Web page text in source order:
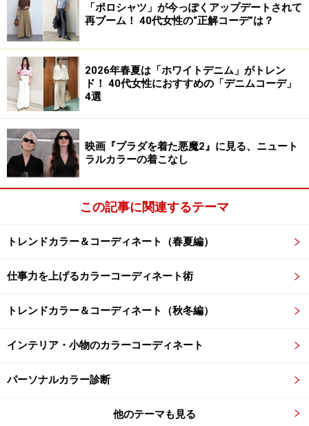
■タイトル：『バービー』
■公開表記：8月11日（金）全国ロードショー
■配給表記：ワーナー・ブラザース映画
■コピーライト：©2023 Warner Bros. Ent. All Rights
Reserved.
■日本版本予告：
《STORY》
どんな自分にでもなれる完璧で＜夢＞のような毎日が続
く“バービーランド”で暮らすバービーとボーイフレンド
（？）のケン。ある日突然身体に異変を感じたバービー
は、原因を探るためケンと共に〈悩みのつきない〉人間
の世界へ！ そこでの出会いを通して気づいた、”完璧”よ
り大切なものとは？ そして、バービーの最後の選択とは
ー？
麗なる覚醒」、
ライアン・ゴズリング「ラ・ラ・ランド」、シム・リウ
「シャン・チー／テン・リングスの伝説」、デュア・リ
パ、ヘレン・ミレン「クイーン」
グレタ・ガーウィグ 「レディ・バード」
「ポロシャツ」が今っぽくアップデートされて
再ブーム！ 40代女性の“正解コーデ”は？
2026年春夏は「ホワイトデニム」がトレン
ド！ 40代女性におすすめの「デニムコーデ」
4選
映画『プラダを着た悪魔2』に見る、ニュート
ラルカラーの着こなし
この記事に関連するテーマ
トレンドカラー＆コーディネート（春夏編）
仕事力を上げるカラーコーディネート術
トレンドカラー＆コーディネート（秋冬編）
インテリア・小物のカラーコーディネート
パーソナルカラー診断
他のテーマも見る